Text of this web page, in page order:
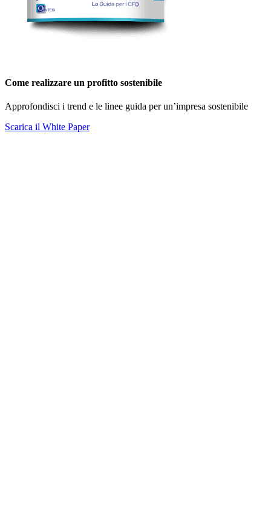
Come realizzare un profitto sostenibile
Approfondisci i trend e le linee guida per un’impresa sostenibile
Scarica il White Paper